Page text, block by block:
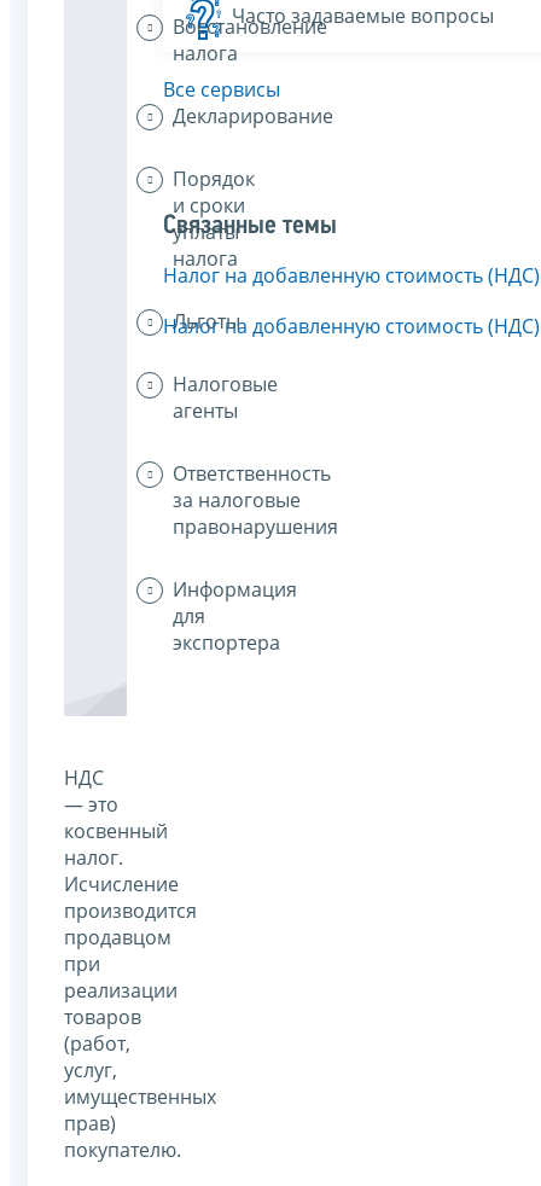
Восстановление
налога
Декларирование
Порядок
и сроки
уплаты
налога
Льготы
Налоговые
агенты
Ответственность
за налоговые
правонарушения
Информация
для
экспортера
НДС
— это
косвенный
налог.
Исчисление
производится
продавцом
при
реализации
товаров
(работ,
услуг,
имущественных
прав)
покупателю.
Часто задаваемые вопросы
Все сервисы
Связанные темы
Налог на добавленную стоимость (НДС)
Налог на добавленную стоимость (НДС)